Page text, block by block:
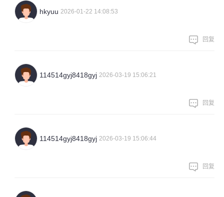
hkyuu 2026-01-22 14:08:53
回复
114514gyj8418gyj 2026-03-19 15:06:21
回复
114514gyj8418gyj 2026-03-19 15:06:44
回复